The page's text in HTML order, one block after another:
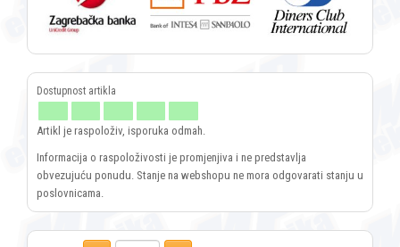
Artikl je raspoloživ, isporuka odmah.
Informacija o raspoloživosti je promjenjiva i ne predstavlja
obvezujuću ponudu. Stanje na webshopu ne mora odgovarati stanju u
poslovnicama.